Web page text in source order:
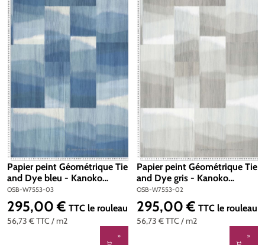
Papier peint Géométrique Tie
and Dye bleu - Kanoko
d'Osborne & Little | Réf.
OSB-W7553-03
OSB-W7553-03
56,73 €TTC / m2
Prix régulier :
295,00 € TTC le rouleau
Papier peint Géométrique Tie
and Dye gris - Kanoko
d'Osborne & Little | Réf.
OSB-W7553-02
OSB-W7553-02
56,73 €TTC / m2
Prix régulier :
295,00 € TTC le rouleau